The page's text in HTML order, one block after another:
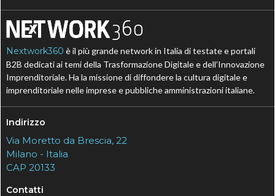
Nextwork360 è il più grande network in Italia di testate e portali
B2B dedicati ai temi della Trasformazione Digitale e dell’Innovazione
Imprenditoriale. Ha la missione di diffondere la cultura digitale e
imprenditoriale nelle imprese e pubbliche amministrazioni italiane.
Indirizzo
Via Moretto da Brescia, 22
Milano - Italia
CAP 20133
Contatti